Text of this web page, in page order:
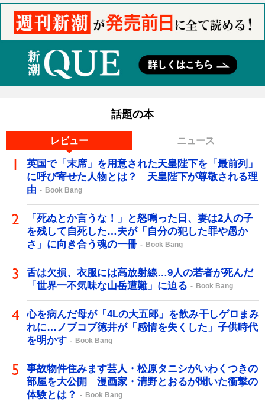
話題の本
レビュー ニュース
英国で「末席」を用意された天皇陛下を「最前列」
に呼び寄せた人物とは？ 天皇陛下が尊敬される理
由
Book Bang
「死ぬとか言うな！」と怒鳴った日、妻は2人の子
を残して自死した…夫が「自分の犯した罪や愚か
さ」に向き合う魂の一冊
Book Bang
舌は欠損、衣服には高放射線…9人の若者が死んだ
「世界一不気味な山岳遭難」に迫る
Book Bang
心を病んだ母が「4Lの大五郎」を飲み干しゲロまみ
れに…ノブコブ徳井が「感情を失くした」子供時代
を明かす
Book Bang
事故物件住みます芸人・松原タニシがいわくつきの
部屋を大公開 漫画家・清野とおるが聞いた衝撃の
体験とは？
Book Bang